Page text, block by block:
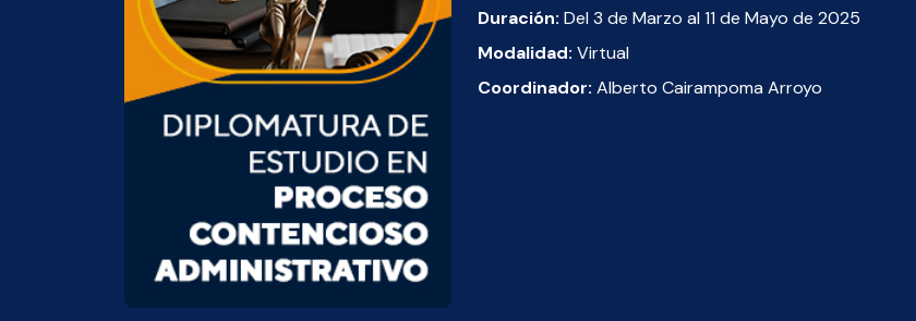
Duración: Del 3 de Marzo al 11 de Mayo de 2025
Modalidad: Virtual
Coordinador: Alberto Cairampoma Arroyo